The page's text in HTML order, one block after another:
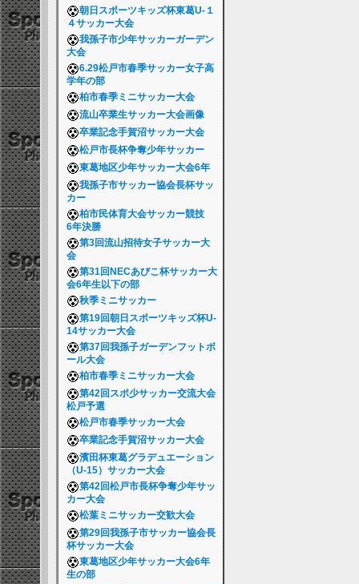
朝日スポーツキッズ杯東葛U-１
４サッカー大会
我孫子市少年サッカーガーデン
大会
6.29松戸市春季サッカー女子高
学年の部
柏市春季ミニサッカー大会
流山卒業生サッカー大会画像
卒業記念手賀沼サッカー大会
松戸市長杯争奪少年サッカー
東葛地区少年サッカー大会6年
我孫子市サッカー協会長杯サッ
カー
柏市民体育大会サッカー競技
6年決勝
第3回流山招待女子サッカー大
会
第31回NECあびこ杯サッカー大
会6年生以下の部
秋季ミニサッカー
第19回朝日スポーツキッズ杯U-
14サッカー大会
第37回我孫子ガーデンフットボ
ール大会
柏市春季ミニサッカー大会
第42回スポ少サッカー交流大会
松戸予選
松戸市春季サッカー大会
卒業記念手賀沼サッカー大会
濱田杯東葛グラデュエーション
（U-15）サッカー大会
第42回松戸市長杯争奪少年サッ
カー大会
松葉ミニサッカー交歓大会
第29回我孫子市サッカー協会長
杯サッカー大会
東葛地区少年サッカー大会6年
生の部